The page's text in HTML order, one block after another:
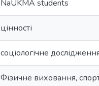
NaUKMA students
цінності
соціологічне
Фізичне виховання,